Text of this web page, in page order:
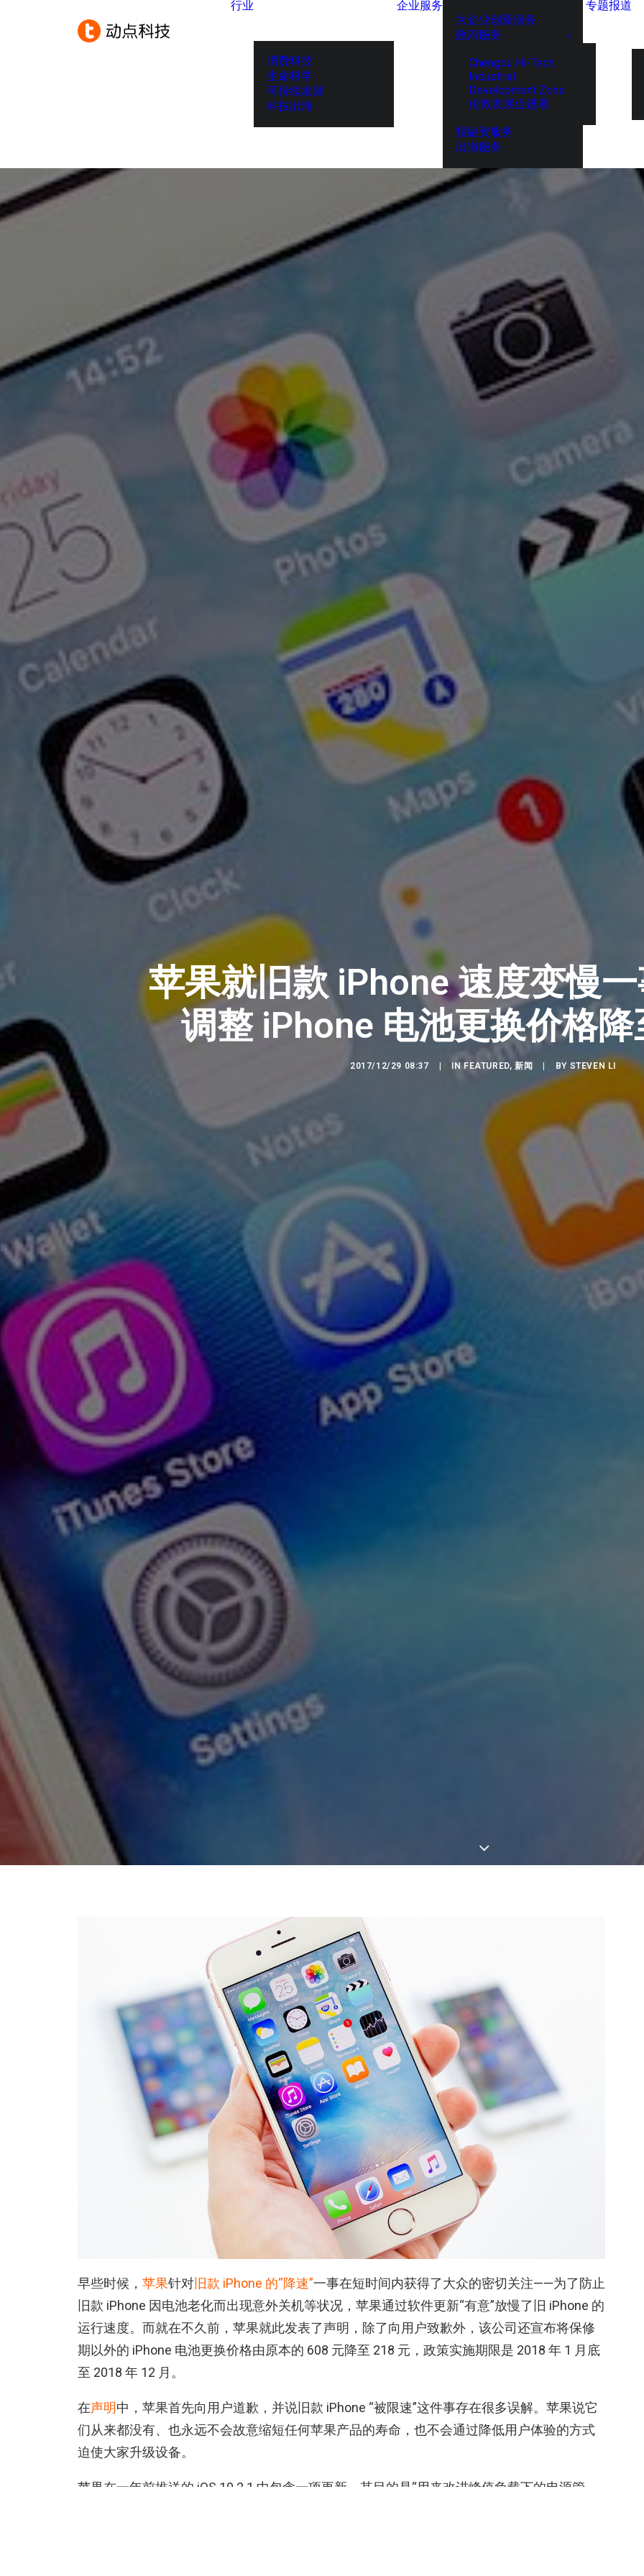
行业
消费科技
生命科学
可持续发展
科技出海
企业服务
大企业创新服务
政府服务
Chengdu Hi-Tech
Industrial
Development Zone
伦敦发展促进署
投融资服务
出海服务
专题报道
苹果就旧款 iPhone 速度变慢
调整 iPhone 电池更换价格
2017/12/29 08:37 IN FEATURED, 新闻 BY STEVEN LI
早些时候， 苹果针对 旧款 iPhone 的“降速”一事在短时间内获得了大众的密切关注——为了防止
旧款 iPhone 因电池老化而出现意外关机等状况，苹果通过软件更新“有意”放慢了旧 iPhone 的
运行速度。而就在不久前，苹果就此发表了声明，除了向用户致歉外，该公司还宣布将保修
期以外的 iPhone 电池更换价格由原本的 608 元降至 218 元，政策实施期限是 2018 年 1 月底
至 2018 年 12 月。
在声明中，苹果首先向用户道歉，并说旧款 iPhone “被限速”这件事存在很多误解。苹果说它
们从来都没有、也永远不会故意缩短任何苹果产品的寿命，也不会通过降低用户体验的方式
迫使大家升级设备。
苹果在一年前推送的 iOS 10.2.1 中包含一项更新，其目的是“用来改进峰值负载下的电源管